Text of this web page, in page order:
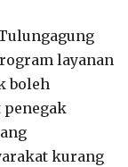
layanan
boleh
kurang